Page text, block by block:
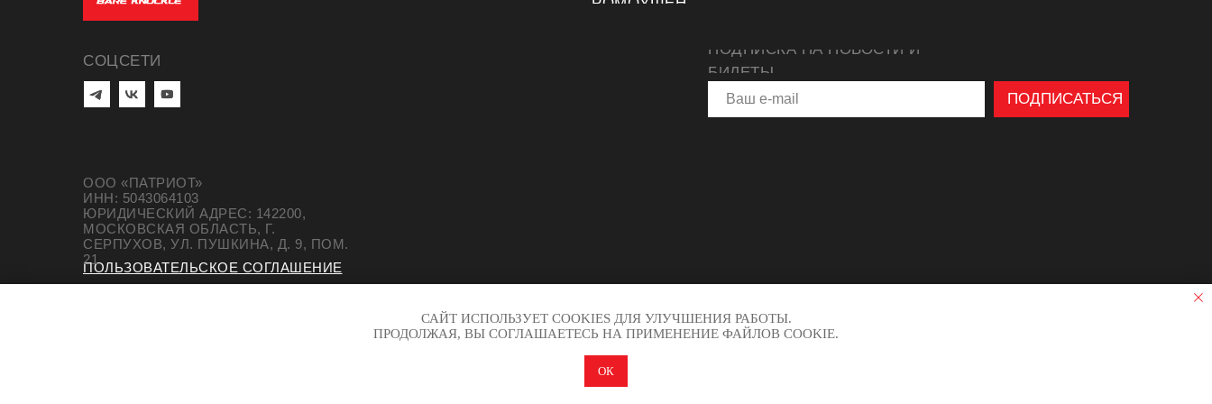
СОЦСЕТИ
ПОДПИСКА НА НОВОСТИ И
БИЛЕТЫ
ПОДПИСАТЬСЯ
ПОЛЬЗОВАТЕЛЬСКОЕ СОГЛАШЕНИЕ
ВСЯ ИНФОРМАЦИЯ НА САЙТЕ НОСИТ ИНФОРМАЦИОННЫЙ ХАРАКТЕР И НЕ ЯВЛЯЕТСЯ
ООО «ПАТРИОТ»
ИНН: 5043064103
ЮРИДИЧЕСКИЙ АДРЕС: 142200,
МОСКОВСКАЯ ОБЛАСТЬ, Г.
СЕРПУХОВ, УЛ. ПУШКИНА, Д. 9, ПОМ.
21
САЙТ ИСПОЛЬЗУЕТ COOKIES ДЛЯ УЛУЧШЕНИЯ РАБОТЫ.
ПРОДОЛЖАЯ, ВЫ СОГЛАШАЕТЕСЬ НА ПРИМЕНЕНИЕ ФАЙЛОВ COOKIE.
ОК